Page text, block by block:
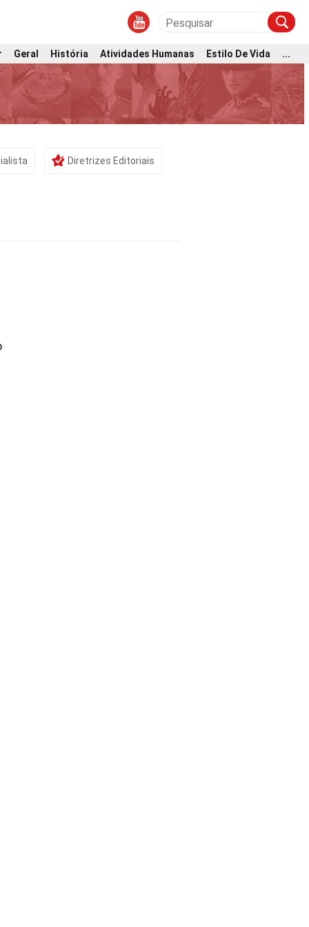
Geral História Atividades Humanas Estilo De Vida ...
Diretrizes Editoriais